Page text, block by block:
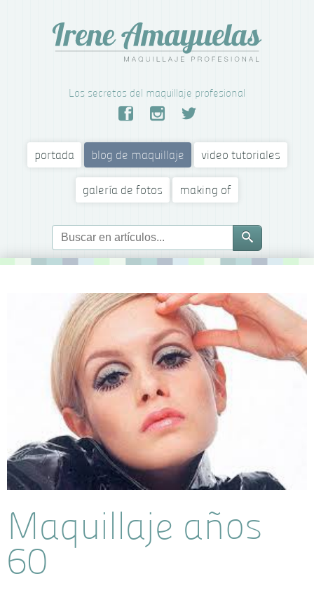
Los secretos del maquillaje profesional
portada blog de maquillaje video tutoriales
galería de fotos making of
Maquillaje años
60